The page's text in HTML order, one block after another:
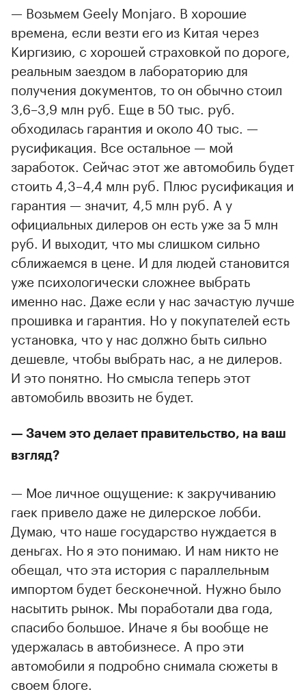
— Возьмем Geely Monjaro. В хорошие
времена, если везти его из Китая через
Киргизию, с хорошей страховкой по дороге,
реальным заездом в лабораторию для
получения документов, то он обычно стоил
3,6–3,9 млн руб. Еще в 50 тыс. руб.
обходилась гарантия и около 40 тыс. —
русификация. Все остальное — мой
заработок. Сейчас этот же автомобиль будет
стоить 4,3–4,4 млн руб. Плюс русификация и
гарантия — значит, 4,5 млн руб. А у
официальных дилеров он есть уже за 5 млн
руб. И выходит, что мы слишком сильно
сближаемся в цене. И для людей становится
уже психологически сложнее выбрать
именно нас. Даже если у нас зачастую лучше
прошивка и гарантия. Но у покупателей есть
установка, что у нас должно быть сильно
дешевле, чтобы выбрать нас, а не дилеров.
И это понятно. Но смысла теперь этот
автомобиль ввозить не будет.
— Зачем это делает правительство, на ваш
взгляд?
— Мое личное ощущение: к закручиванию
гаек привело даже не дилерское лобби.
Думаю, что наше государство нуждается в
деньгах. Но я это понимаю. И нам никто не
обещал, что эта история с параллельным
импортом будет бесконечной. Нужно было
насытить рынок. Мы поработали два года,
спасибо большое. Иначе я бы вообще не
удержалась в автобизнесе. А про эти
автомобили я подробно снимала сюжеты в
своем блоге.